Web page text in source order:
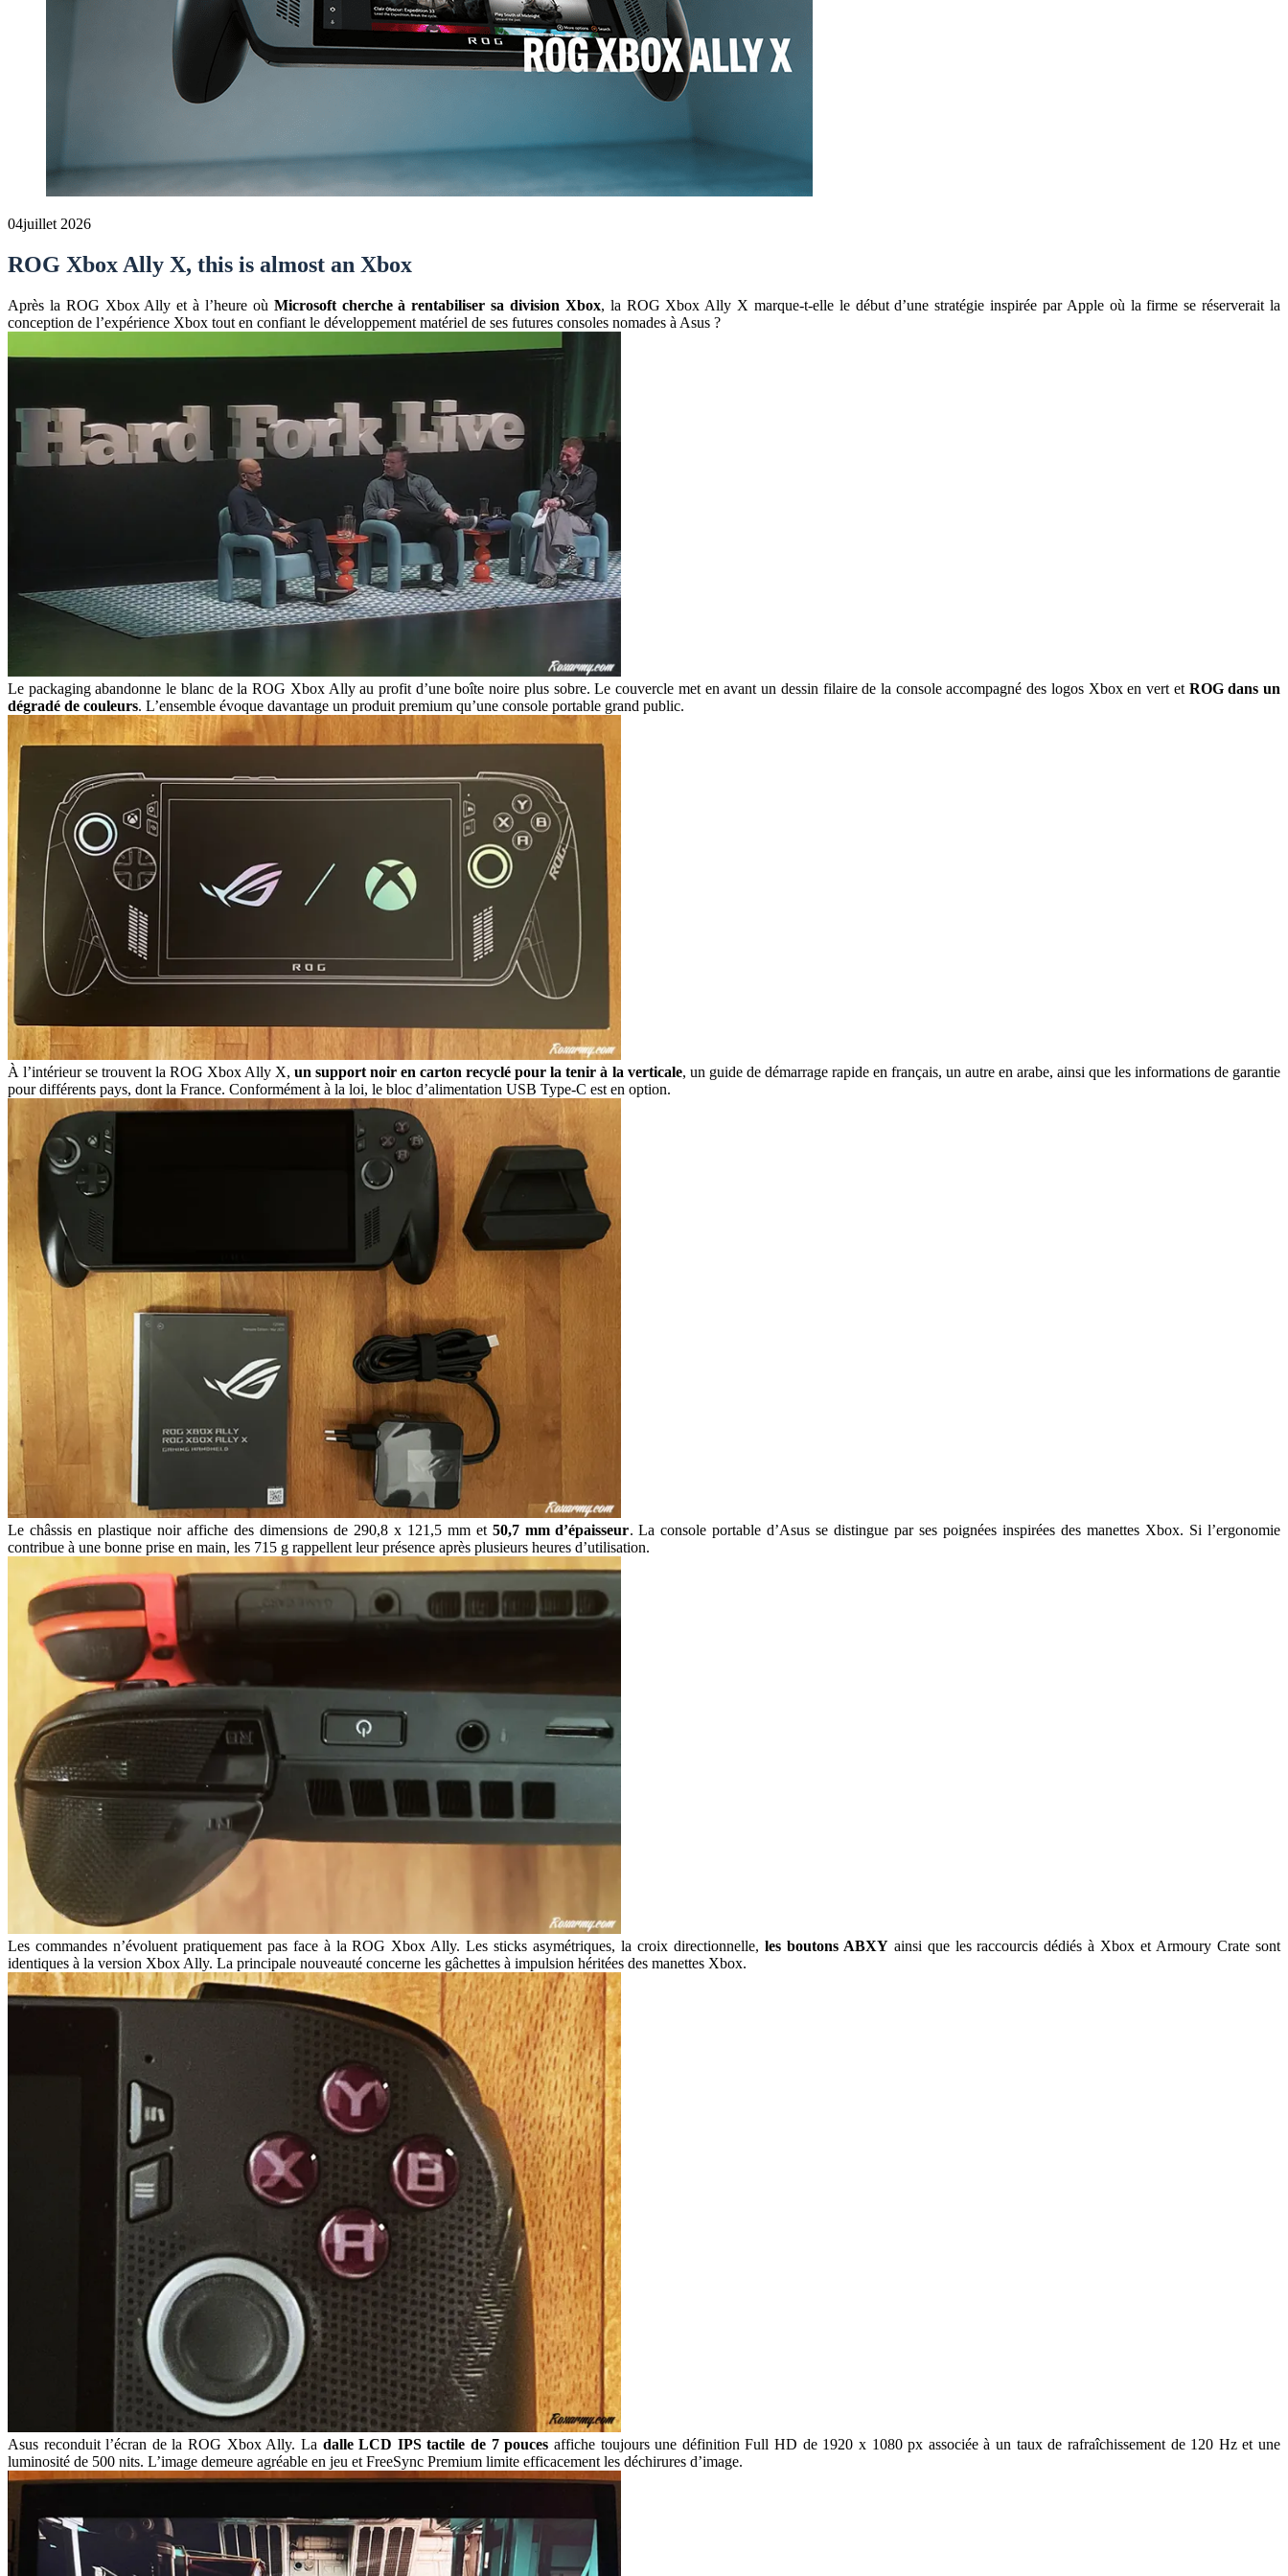
04juillet 2026
ROG Xbox Ally X, this is almost an Xbox
Après la ROG Xbox Ally et à l’heure où Microsoft cherche à rentabiliser sa division Xbox, la ROG Xbox Ally X marque-t-elle le début d’une stratégie inspirée par Apple où la firme se réserverait la
conception de l’expérience Xbox tout en confiant le développement matériel de ses futures consoles nomades à Asus ?
Le packaging abandonne le blanc de la ROG Xbox Ally au profit d’une boîte noire plus sobre. Le couvercle met en avant un dessin filaire de la console accompagné des logos Xbox en vert et ROG dans un
dégradé de couleurs. L’ensemble évoque davantage un produit premium qu’une console portable grand public.
À l’intérieur se trouvent la ROG Xbox Ally X,un support noir en carton recyclé pour la tenir à la verticale, un guide de démarrage rapide en français, un autre en arabe, ainsi que les informations de garantie
pour différents pays, dont la France. Conformément à la loi, le bloc d’alimentation USB Type-C est en option.
Le châssis en plastique noir affiche des dimensions de 290,8 x 121,5 mm et 50,7 mm d’épaisseur. La console portable d’Asus se distingue par ses poignées inspirées des manettes Xbox. Si l’ergonomie
contribue à une bonne prise en main, les 715 g rappellent leur présence après plusieurs heures d’utilisation.
Les commandes n’évoluent pratiquement pas face à la ROG Xbox Ally. Les sticks asymétriques, la croix directionnelle, les boutons ABXYainsi que les raccourcis dédiés à Xbox et Armoury Crate sont
identiques à la version Xbox Ally. La principale nouveauté concerne les gâchettes à impulsion héritées des manettes Xbox.
Asus reconduit l’écran de la ROG Xbox Ally. La dalle LCD IPS tactile de 7 pouces affiche toujours une définition Full HD de 1920 x 1080 px associée à un taux de rafraîchissement de 120 Hz et une
luminosité de 500 nits. L’image demeure agréable en jeu et FreeSync Premium limite efficacement les déchirures d’image.